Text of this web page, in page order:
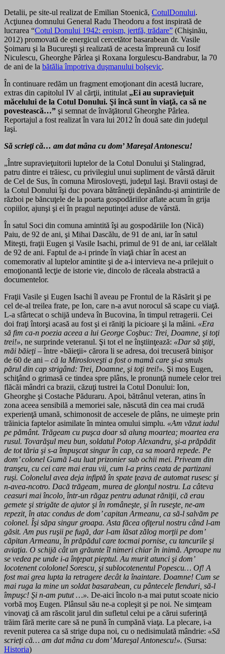
Detalii, pe site-ul realizat de Emilian Stoenică, CotulDonului.
Acţiunea domnului General Radu Theodoru a fost inspirată de
lucrarea “Cotul Donului 1942: eroism, jertfă, trădare” (Chişinău,
2012) promovată de energicul cercetător basarabean dr. Vasile
Şoimaru şi la Bucureşti şi realizată de acesta împreună cu Iosif
Niculescu, Gheorghe Pârlea şi Roxana Iorgulescu-Bandrabur, la 70
de ani de la bătălia împotriva duşmanului bolşevic.
În continuare redăm un fragment emoţionant din acestă lucrare,
extras din capitolul IV al cărţii, intitulat „Ei au supravieţuit
măcelului de la Cotul Donului. Şi încă sunt în viaţă, ca să ne
povestească…” şi semnat de învăţătorul Gheorghe Pârlea.
Reportajul a fost realizat în vara lui 2012 în două sate din judeţul
Iaşi.
Să scrieţi că… am dat mâna cu dom’ Mareşal Antonescu!
„Între supravieţuitorii luptelor de la Cotul Donului şi Stalingrad,
patru dintre ei trăiesc, cu privilegiul unui supliment de vârstă dăruit
de Cel de Sus, în comuna Mirosloveşti, judeţul Iaşi. Bravii ostaşi de
la Cotul Donului îşi duc povara bătrâneţii depănându-şi amintirile de
război pe băncuţele de la poarta gospodăriilor aflate acum în grija
copiilor, ajunşi şi ei în pragul neputinţei aduse de vârstă.
În satul Soci din comuna amintită îşi au gospodăriile Ion (Nică)
Paiu, de 92 de ani, şi Mihai Dascălu, de 91 de ani, iar în satul
Miteşti, fraţii Eugen şi Vasile Isachi, primul de 91 de ani, iar celălalt
de 92 de ani. Faptul de a-i prinde în viaţă chiar în acest an
comemorativ al luptelor amintite şi de a-i intervieva ne-a prilejuit o
emoţionantă lecţie de istorie vie, dincolo de răceala abstractă a
documentelor.
Fraţii Vasile şi Eugen Isachi îl aveau pe Frontul de la Răsărit şi pe
cel de-al treilea frate, pe Ion, care n-a avut norocul să scape cu viaţă.
L-a sfârtecat o schijă undeva în Bucovina, în timpul retragerii. Cei
doi fraţi întorşi acasă au fost şi ei răniţi la picioare şi la mâini. «Era
să fim ca-n poezia aceea a lui George Coşbuc: Trei, Doamne, şi toţi
trei!», ne surprinde veteranul. Şi tot el ne înştiinţează: «Dar să ştiţi,
măi băieţi – între «băieţii» cărora li se adresa, doi trecuseră binişor
de 60 de ani – că la Mirosloveşti a fost o mamă care şi-a smuls
părul din cap strigând: Trei, Doamne, şi toţi trei!». Şi moş Eugen,
schiţând o grimasă ce tindea spre plâns, le pronunţă numele celor trei
flăcăi mândri ca brazii, căzuţi tustrei la Cotul Donului: Ion,
Gheorghe şi Costache Păduraru. Apoi, bătrânul veteran, atins în
zona aceea sensibilă a memoriei sale, născută din cea mai crudă
experienţă umană, schimonosit de accesele de plâns, ne uimeşte prin
trăinicia faptelor asimilate în mintea omului simplu. «Am văzut iadul
pe pământ. Trăgeam cu puşca doar să alung moartea; moartea era
rusul. Tovarăşul meu bun, soldatul Potop Alexandru, şi-a prăpădit
de tot tăria şi s-a împuşcat singur în cap, ca sa moară repede. Pe
dom’ colonel Gumă l-au luat prizonier sub ochii mei. Priveam din
tranşeu, cu cei care mai erau vii, cum l-a prins ceata de partizani
ruşi. Colonelul avea deja infiptă în spate ţeava de automat rusesc şi
n-avea-ncotro. Dacă trăgeam, murea de glonţul nostru. La câteva
ceasuri mai încolo, într-un răgaz pentru adunat răniţii, că erau
gemete şi strigăte de ajutor şi în româneşte, şi în ruseşte, ne-am
repezit, în atac condus de dom’ capitan Armeanu, ca să-l salvăm pe
colonel. Îşi săpa singur groapa. Asta făcea ofiţerul nostru când l-am
găsit. Am pus ruşii pe fugă, dar l-am lăsat zălog morţii pe dom’
căpitan Armeanu, în prăpădul care tocmai pornise, cu tancurile şi
aviaţia. O schijă cât un grăunte îl nimeri chiar în inimă. Aproape nu
se vedea pe unde i-a înţepat pieptul. Au murit atunci şi dom’
locotenent cololonel Sorescu, şi sublocotenentul Popescu… Of! A
fost mai grea lupta la retragere decât la înaintare. Doamne! Cum se
mai ruga la mine un soldat basarabean, cu pântecele flenduri, să-l
împuşc! Şi n-am putut …». De-aici încolo n-a mai putut scoate nicio
vorbă moş Eugen. Plânsul său ne-a copleşit şi pe noi. Ne simţeam
vinovaţi că am răscolit jarul din sufletul celui pe a cărui suferinţă
trăim fără merite care să ne pună în cumpănă viaţa. La plecare, i-a
revenit puterea ca să strige dupa noi, cu o nedisimulată mândrie: «Să
scrieţi că… am dat mâna cu dom’ Mareşal Antonescu!». (Sursa:
Historia)